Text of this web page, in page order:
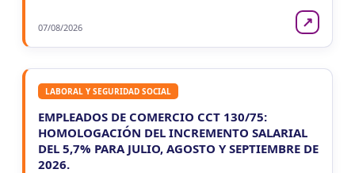
07/08/2026 ↗
LABORAL Y SEGURIDAD SOCIAL
EMPLEADOS DE COMERCIO CCT 130/75:
HOMOLOGACIÓN DEL INCREMENTO SALARIAL
DEL 5,7% PARA JULIO, AGOSTO Y SEPTIEMBRE DE
2026.